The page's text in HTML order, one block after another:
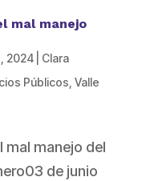
mal manejo
2024| Clara
Públicos Valle
mal manejo del
de junio